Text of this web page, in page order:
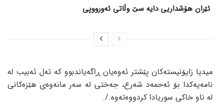
ئێران هۆشداریی دایە سێ وڵاتی ئەورووپی
میدیا زایۆنیستەکان پێشتر ئەوەیان ڕاگەیاندبوو کە تەل ئەبیب لە
نامەیەکدا بۆ ئەحمەد شەرع، جەختی لە سەر مانەوەی هێزەکانی
لە ناو خاکی سوریادا کردووەتەوە./.